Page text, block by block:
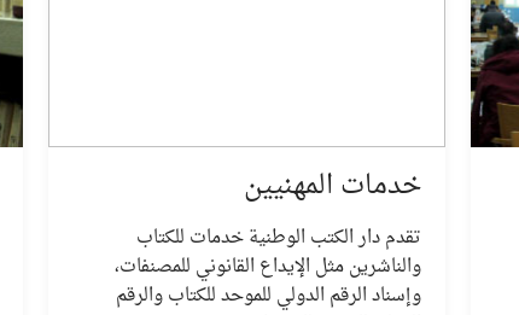
خدمات المهنيين
تقدم دار الكتب الوطنية خدمات للكتاب
والناشرين مثل الإيداع القانوني للمصنفات،
وإسناد الرقم الدولي للموحد للكتاب والرقم